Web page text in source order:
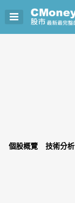
個股概覽 技術分析